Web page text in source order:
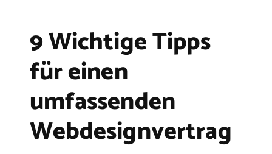
9 Wichtige Tipps
für einen
umfassenden
Webdesignvertrag